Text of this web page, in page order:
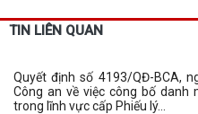
TIN LIÊN QUAN
Quyết định số 4193/QĐ-BCA,
Công an về việc công bố
trong lĩnh vực cấp Phiếu lý...